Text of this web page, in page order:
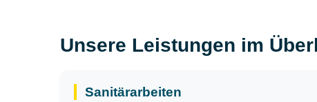
Unsere Leistungen im
Sanitärarbeiten